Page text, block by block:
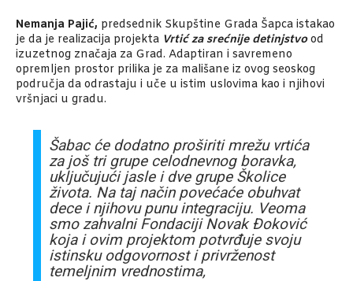
Nemanja Pajić, predsednik Skupštine Grada Šapca istakao
je da je realizacija projekta Vrtić za srećnije detinjstvood
izuzetnog značaja za Grad. Adaptiran i savremeno
opremljen prostor prilika je za mališane iz ovog seoskog
područja da odrastaju i uče u istim uslovima kao i njihovi
vršnjaci u gradu.
Šabac će dodatno proširiti mrežu vrtića
za još tri grupe celodnevnog boravka,
uključujući jasle i dve grupe Školice
života. Na taj način povećaće obuhvat
dece i njihovu punu integraciju. Veoma
smo zahvalni Fondaciji Novak Đoković
koja i ovim projektom potvrđuje svoju
istinsku odgovornost i privrženost
temeljnim vrednostima,